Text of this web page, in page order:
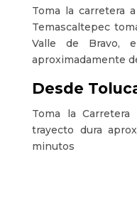
Toma la carretera
Temascaltepec
Valle de Bravo,
aproximadamente
Desde
Toma la Carretera
trayecto dura
minutos